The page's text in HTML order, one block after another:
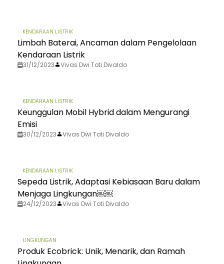
KENDARAAN LISTRIK
Limbah Baterai, Ancaman dalam Pengelolaan
Kendaraan Listrik
31/12/2023 Vivas Dwi Toti Divaldo
KENDARAAN LISTRIK
Keunggulan Mobil Hybrid dalam Mengurangi
Emisi
30/12/2023 Vivas Dwi Toti Divaldo
KENDARAAN LISTRIK
Sepeda Listrik, Adaptasi Kebiasaan Baru dalam
Menjaga Lingkungan￼￼
24/12/2023 Vivas Dwi Toti Divaldo
LINGKUNGAN
Produk Ecobrick: Unik, Menarik, dan Ramah